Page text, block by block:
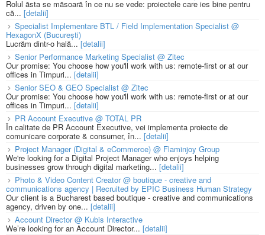
Rolul ăsta se măsoară în ce nu se vede: proiectele care ies bine pentru
că... [detalii]
Specialist Implementare BTL / Field Implementation Specialist @
HexagonX (București)
Lucrăm dintr-o hală...[detalii]
Senior Performance Marketing Specialist @ Zitec
Our promise: You choose how you'll work with us: remote-first or at our
offices in Timpuri... [detalii]
Senior SEO & GEO Specialist @ Zitec
Our promise: You choose how you'll work with us: remote-first or at our
offices in Timpuri... [detalii]
PR Account Executive @ TOTAL PR
În calitate de PR Account Executive, vei implementa proiecte de
comunicare corporate & consumer, în... [detalii]
Project Manager (Digital & eCommerce) @ Flaminjoy Group
We're looking for a Digital Project Manager who enjoys helping
businesses grow through digital marketing... [detalii]
Photo & Video Content Creator @ boutique - creative and
communications agency | Recruited by EPIC Business Human Strategy
Our client is a Bucharest based boutique - creative and communications
agency, driven by one... [detalii]
Account Director @ Kubis Interactive
We’re looking for an Account Director... [detalii]